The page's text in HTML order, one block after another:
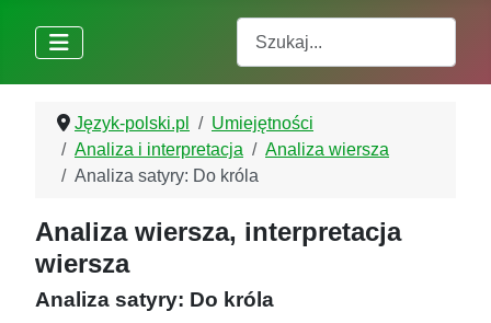
Język-polski.pl
Umiejętności
Analiza i interpretacja
Analiza wiersza
Analiza satyry: Do króla
Analiza wiersza, interpretacja
wiersza
Analiza satyry: Do króla